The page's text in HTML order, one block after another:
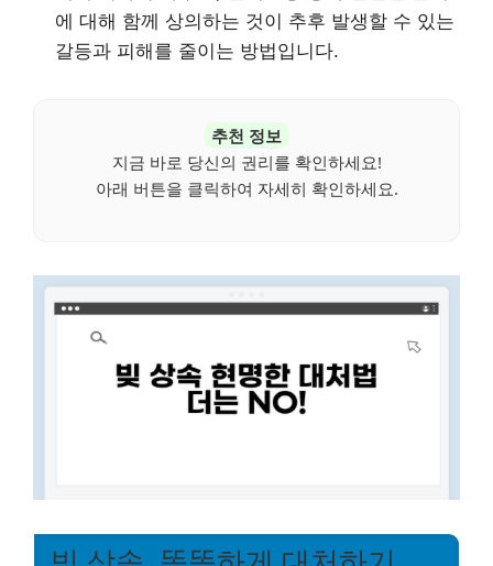
에 대해 함께 상의하는 것이 추후 발생할 수 있는
갈등과 피해를 줄이는 방법입니다.
추천 정보
지금 바로 당신의 권리를 확인하세요!
아래 버튼을 클릭하여 자세히 확인하세요.